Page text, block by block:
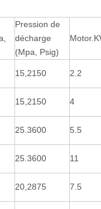
Pression de
décharge
(Mpa, Psig)
15,2150 2.2
15,2150 4
25.3600 5.5
25.3600 11
20,2875 7.5